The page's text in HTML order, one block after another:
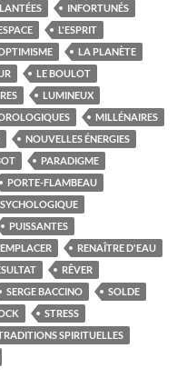
INFORTUNÉS
L'ESPRIT
LA PLANÈTE
LE BOULOT
LUMINEUX
MILLÉNAIRES
NOUVELLES ÉNERGIES
PARADIGME
PORTE-FLAMBEAU
PUISSANTES
RENAÎTRE D'EAU
RÊVER
SERGE BACCINO
SOLDE
STRESS
SPIRITUELLES